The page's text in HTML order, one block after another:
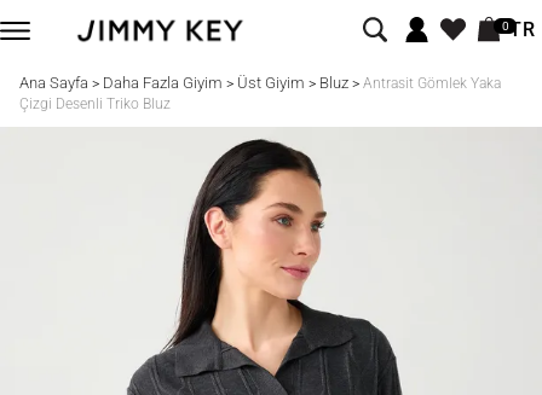
0TR
Ana Sayfa > Daha Fazla Giyim > Üst Giyim > Bluz> Antrasit Gömlek Yaka
Çizgi Desenli Triko Bluz